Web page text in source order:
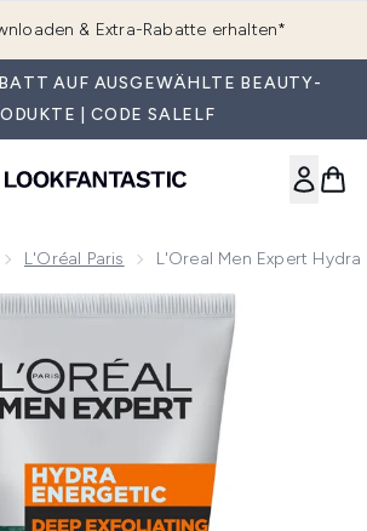
& Extra-Rabatte erhalten*
AUF AUSGEWÄHLTE BEAUTY-
| CODE SALELF
L'Oréal Paris L'Oreal Men Expert
L'Oreal Men Expert Hydra Energetic